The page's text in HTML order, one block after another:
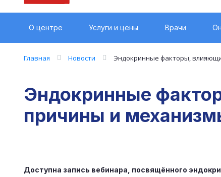
О центре Услуги и цены Врачи
Главная Новости Эндокринные факторы,
Эндокринные
причины и
Доступна запись вебинара, посвящённого